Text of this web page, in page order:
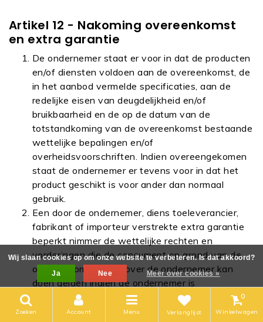
Artikel 12 - Nakoming overeenkomst
en extra garantie
De ondernemer staat er voor in dat de producten
en/of diensten voldoen aan de overeenkomst, de
in het aanbod vermelde specificaties, aan de
redelijke eisen van deugdelijkheid en/of
bruikbaarheid en de op de datum van de
totstandkoming van de overeenkomst bestaande
wettelijke bepalingen en/of
overheidsvoorschriften. Indien overeengekomen
staat de ondernemer er tevens voor in dat het
product geschikt is voor ander dan normaal
gebruik.
Een door de ondernemer, diens toeleverancier,
fabrikant of importeur verstrekte extra garantie
beperkt nimmer de wettelijke rechten en
vorderingen die de consument op grond van de
overeenkomst tegenover de ondernemer kan
doen gelden indien de ondernemer is
tekortgeschoten in de nakoming van zijn deel
van de overeenkomst.
Zoeken Account Menu Verlanglijst
0
Winkelwagen
Wij slaan cookies op om onze website te verbeteren. Is dat akkoord?
Ja
Nee Meer over cookies »